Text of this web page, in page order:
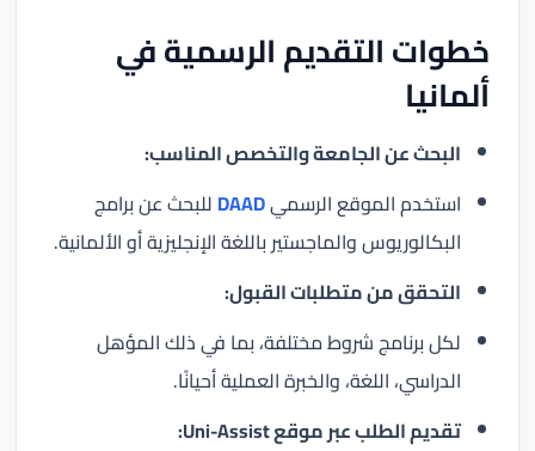
خطوات التقديم الرسمية في
ألمانيا
البحث عن الجامعة والتخصص المناسب:
استخدم الموقع الرسميDAAD للبحث عن برامج
البكالوريوس والماجستير باللغة الإنجليزية أو الألمانية.
التحقق من متطلبات القبول:
لكل برنامج شروط مختلفة، بما في ذلك المؤهل
الدراسي، اللغة، والخبرة العملية أحيانًا.
تقديم الطلب عبر موقع Uni-Assist: